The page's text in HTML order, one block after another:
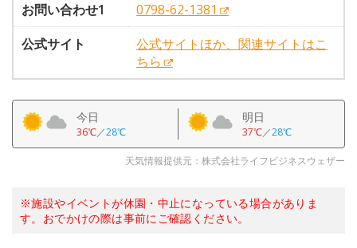
お問い合わせ1
0798-62-1381
公式サイト
公式サイトほか、関連サイトはこ
ちら
今日
36℃／28℃
明日
37℃／28℃
天気情報提供元：株式会社ライフビジネスウェザー
※施設やイベントが休園・中止になっている場合がありま
す。おでかけの際は事前にご確認ください。